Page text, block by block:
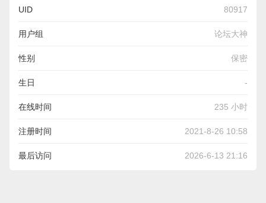
UID 80917
用户组 论坛大神
性别 保密
生日 -
在线时间 235 小时
注册时间 2021-8-26 10:58
最后访问 2026-6-13 21:16